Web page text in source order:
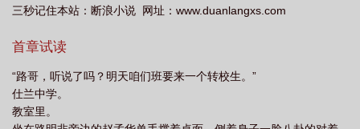
三秒记住本站：断浪小说 网址：www.duanlangxs.com
首章试读
“路哥，听说了吗？明天咱们班要来一个转校生。”
仕兰中学。
教室里。